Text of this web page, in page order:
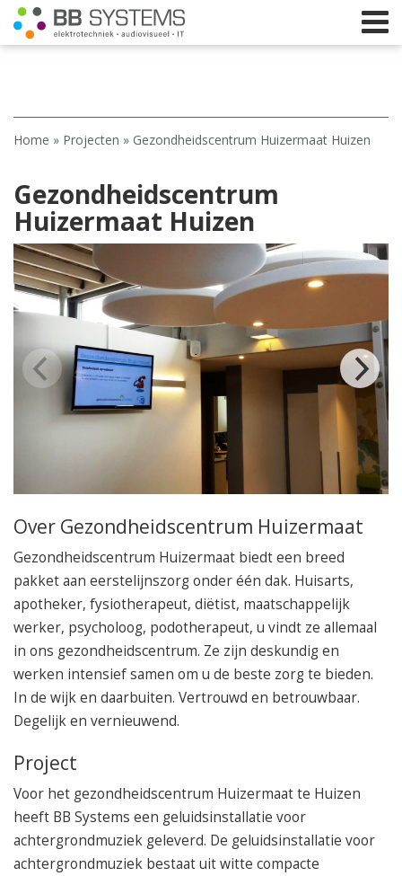
Home
Beeld
Geluid
Elektrotechniek
IT
Webshop
050 – 54 91 662
Route
Home » Projecten » Gezondheidscentrum Huizermaat Huizen
Gezondheidscentrum
Huizermaat Huizen
Over Gezondheidscentrum Huizermaat
Gezondheidscentrum Huizermaat biedt een breed
pakket aan eerstelijnszorg onder één dak. Huisarts,
apotheker, fysiotherapeut, diëtist, maatschappelijk
werker, psycholoog, podotherapeut, u vindt ze allemaal
in ons gezondheidscentrum. Ze zijn deskundig en
werken intensief samen om u de beste zorg te bieden.
In de wijk en daarbuiten. Vertrouwd en betrouwbaar.
Degelijk en vernieuwend.
Project
Voor het gezondheidscentrum Huizermaat te Huizen
heeft BB Systems een geluidsinstallatie voor
achtergrondmuziek geleverd. De geluidsinstallatie voor
achtergrondmuziek bestaat uit witte compacte